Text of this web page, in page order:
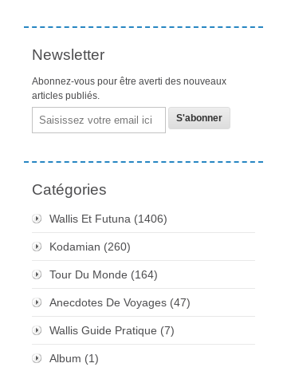
Newsletter
Abonnez-vous pour être averti des nouveaux
articles publiés.
Email
Catégories
Wallis Et Futuna (1406)
Kodamian (260)
Tour Du Monde (164)
Anecdotes De Voyages (47)
Wallis Guide Pratique (7)
Album (1)